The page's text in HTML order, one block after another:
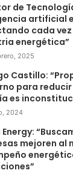
de
artificial
cada vez
energética”
2025
Castillo:
para
es
2024
Energy:
mejoren al